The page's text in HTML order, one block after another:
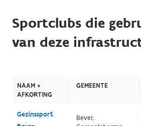
Sportclubs die
van deze
NAAM +
AFKORTING
GEMEENTE
Gezinssport
Bever,